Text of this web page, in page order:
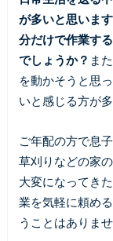
が多いと思いま
分だけで作業す
でしょうか？ ま
を動かそうと思
いと感じる方が
ご年配の方で息
草刈りなどの家
大変になってき
業を気軽に頼め
うことはありま